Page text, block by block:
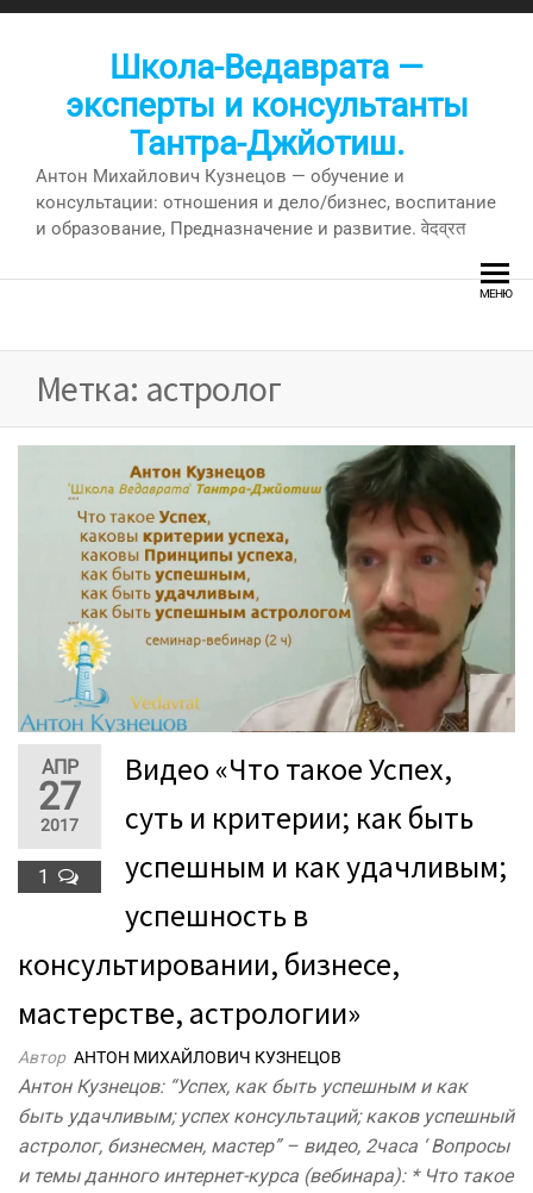
Перейти
Школа-Ведаврата —
эксперты и консультанты
Тантра-Джйотиш.
Антон Михайлович Кузнецов — обучение и
консультации: отношения и дело/бизнес, воспитание
и образование, Предназначение и развитие. वेदव्रत
МЕНЮ
Метка: астролог
АПР
27
2017
1
Видео «Что такое Успех,
суть и критерии; как быть
успешным и как удачливым;
успешность в
консультировании, бизнесе,
мастерстве, астрологии»
Автор АНТОН МИХАЙЛОВИЧ КУЗНЕЦОВ
Антон Кузнецов: “Успех, как быть успешным и как
быть удачливым; успех консультаций; каков успешный
астролог, бизнесмен, мастер” – видео, 2часа ‘ Вопросы
и темы данного интернет-курса (вебинара): * Что такое